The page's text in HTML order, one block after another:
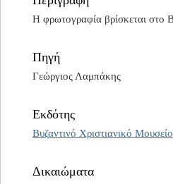
Η φρωτογραφία βρίσκεται στο
Πηγή
Γεώργιος Λαμπάκης
Εκδότης
Βυζαντινό Χριστιανικό Μουσείο
Δικαιώματα